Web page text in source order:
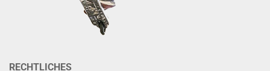
RECHTLICHES